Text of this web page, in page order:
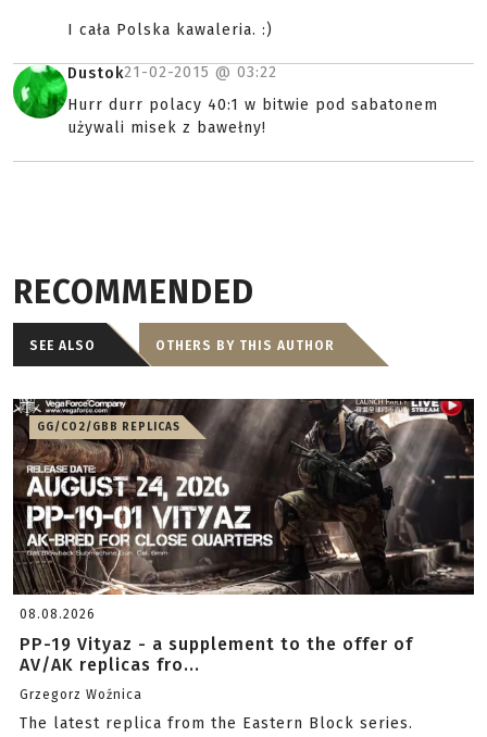
I cała Polska kawaleria. :)
Dustok21-02-2015 @ 03:22
Hurr durr polacy 40:1 w bitwie pod sabatonem
używali misek z bawełny!
RECOMMENDED
SEE ALSO OTHERS BY THIS AUTHOR
GG/CO2/GBB REPLICAS
08.08.2026
PP-19 Vityaz - a supplement to the offer of
AV/AK replicas fro...
Grzegorz Woźnica
The latest replica from the Eastern Block series.